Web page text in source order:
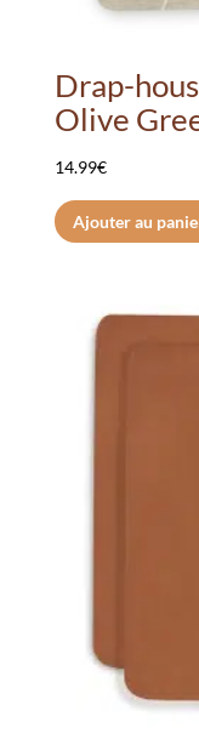
Drap-
Olive
14.99€
Ajouter au